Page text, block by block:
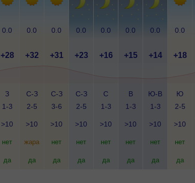
0.0 0.0 0.0 0.0 0.0 0.0 0.0 0.0
+28 +32 +31 +23 +16 +15 +14 +18
З
1-3
С-З
2-5
С-З
3-6
С-З
2-5
С
1-3
В
1-3
Ю-В
1-3
Ю
2-5
>10 >10 >10 >10 >10 >10 >10 >10
нет жара нет нет нет нет нет нет
да да да да да да да да